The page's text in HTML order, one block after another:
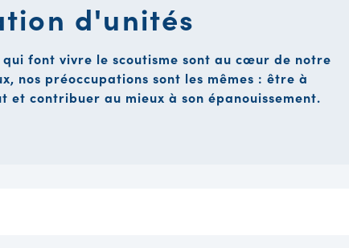
d'unités
qui font vivre le scoutisme sont au cœur de notre
nos préoccupations sont les mêmes : être à
et contribuer au mieux à son épanouissement.